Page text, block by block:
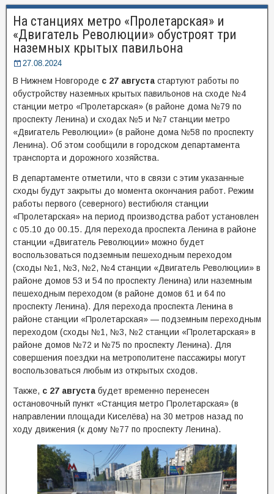
На станциях метро «Пролетарская» и
«Двигатель Революции» обустроят три
наземных крытых павильона
27.08.2024
В Нижнем Новгороде с 27 августа стартуют работы по
обустройству наземных крытых павильонов на сходе №4
станции метро «Пролетарская» (в районе дома №79 по
проспекту Ленина) и сходах №5 и №7 станции метро
«Двигатель Революции» (в районе дома №58 по проспекту
Ленина). Об этом сообщили в городском департамента
транспорта и дорожного хозяйства.
В департаменте отметили, что в связи с этим указанные
сходы будут закрыты до момента окончания работ. Режим
работы первого (северного) вестибюля станции
«Пролетарская» на период производства работ установлен
с 05.10 до 00.15. Для перехода проспекта Ленина в районе
станции «Двигатель Революции» можно будет
воспользоваться подземным пешеходным переходом
(сходы №1, №3, №2, №4 станции «Двигатель Революции» в
районе домов 53 и 54 по проспекту Ленина) или наземным
пешеходным переходом (в районе домов 61 и 64 по
проспекту Ленина). Для перехода проспекта Ленина в
районе станции «Пролетарская» — подземным переходным
переходом (сходы №1, №3, №2 станции «Пролетарская» в
районе домов №72 и №75 по проспекту Ленина). Для
совершения поездки на метрополитене пассажиры могут
воспользоваться любым из открытых сходов.
Также, с 27 августа будет временно перенесен
остановочный пункт «Станция метро Пролетарская» (в
направлении площади Киселёва) на 30 метров назад по
ходу движения (к дому №77 по проспекту Ленина).